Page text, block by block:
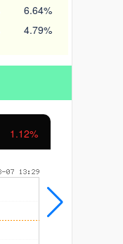
6.64%
4.79%
0.81%